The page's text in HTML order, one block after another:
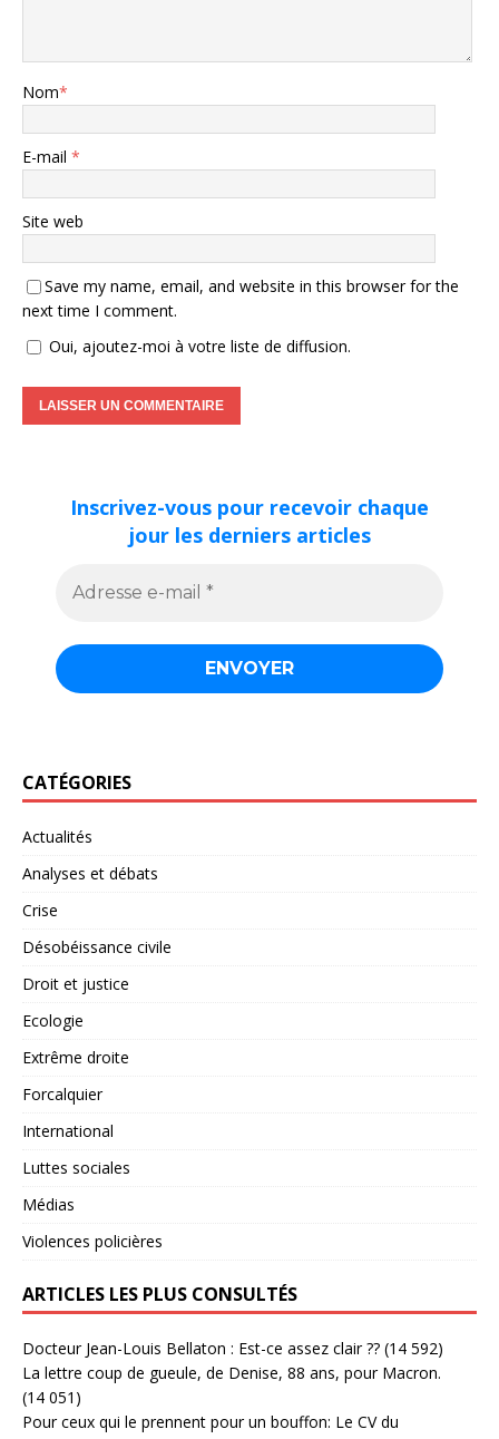
Nom*
E-mail *
Site web
Save my name, email, and website in this browser for the
next time I comment.
Oui, ajoutez-moi à votre liste de diffusion.
Inscrivez-vous pour recevoir chaque
jour les derniers articles
CATÉGORIES
Actualités
Analyses et débats
Crise
Désobéissance civile
Droit et justice
Ecologie
Extrême droite
Forcalquier
International
Luttes sociales
Médias
Violences policières
ARTICLES LES PLUS CONSULTÉS
Docteur Jean-Louis Bellaton : Est-ce assez clair ?? (14 592)
La lettre coup de gueule, de Denise, 88 ans, pour Macron.
(14 051)
Pour ceux qui le prennent pour un bouffon: Le CV du